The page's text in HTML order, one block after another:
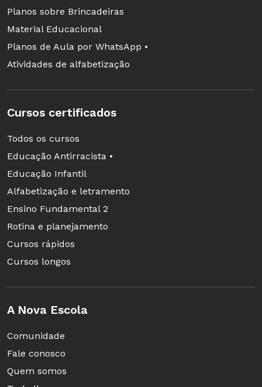
Planos sobre Brincadeiras
Material Educacional
Planos de Aula por WhatsApp •
Atividades de alfabetização
Cursos certificados
Todos os cursos
Educação Antirracista •
Educação Infantil
Alfabetização e letramento
Ensino Fundamental 2
Rotina e planejamento
Cursos rápidos
Cursos longos
A Nova Escola
Comunidade
Fale conosco
Quem somos